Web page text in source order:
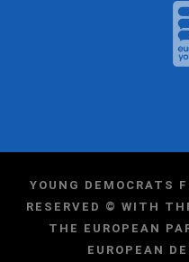
YOUNG DEMOCRATS
RESERVED © WITH
THE EUROPEAN
EUROPEAN